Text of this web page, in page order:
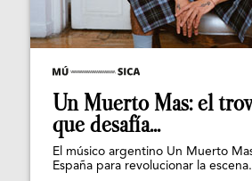
Un Muerto Mas: el
que desafía...
El músico argentino Un Muerto
España para revolucionar la